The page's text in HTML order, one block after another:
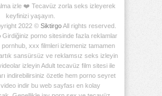
izle ❤️ Tecavüz zorla seks izleyerek
keyfinizi yaşayın.
2022 © SiktirgoAll rights reserved.
Girdiğiniz porno sitesinde fazla reklamlar
xxx filmleri izlemeniz tamamen
sansürsüz ve reklamsız seks izleyin
izleyin Adult tecavüz film sitesi ile
indirebilirsiniz özetle hem porno seyret
indir bu web sayfası en kolay